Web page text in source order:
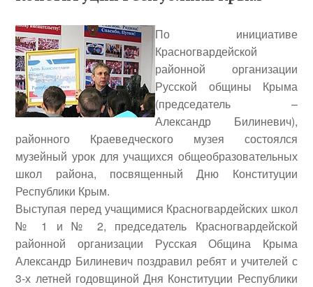
По инициативе
Красногвардейской
районной организации
Русской общины Крыма
(председатель –
Александр Билиневич),
районного Краеведческого музея состоялся
музейный урок для учащихся общеобразовательных
школ района, посвященный Дню Конституции
Республики Крым.
Выступая перед учащимися Красногвардейских школ
№ 1 и № 2, председатель Красногвардейской
районной организации Русская Община Крыма
Александр Билиневич поздравил ребят и учителей с
3-х летней годовщиной Дня Конституции Республики